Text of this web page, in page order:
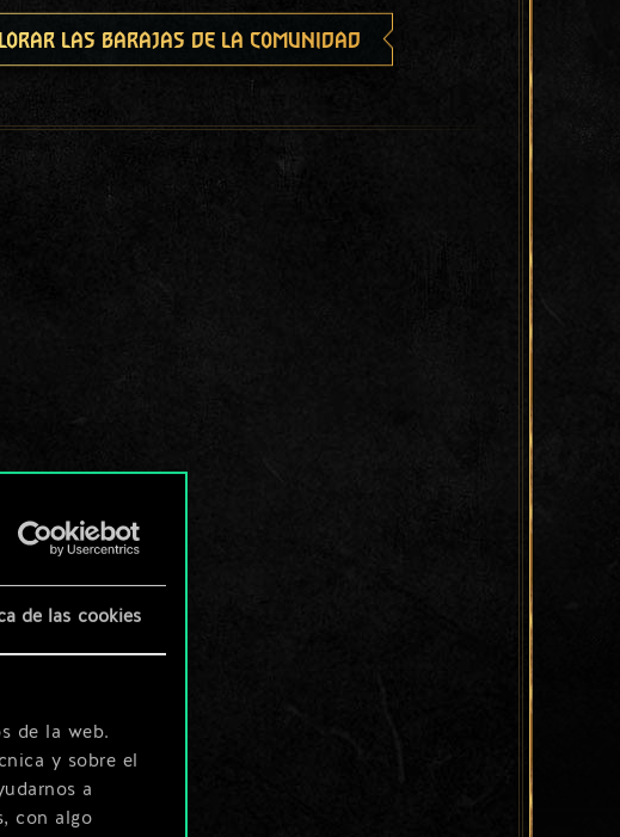
de las cookies
de la web.
y sobre el
a
con algo
las barajas de la comunidad